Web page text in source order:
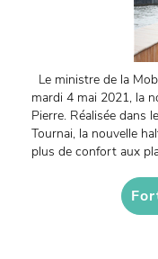
Le ministre de la
mardi 4 mai 2021, la
Pierre. Réalisée dans
Tournai, la nouvelle
plus de confort aux